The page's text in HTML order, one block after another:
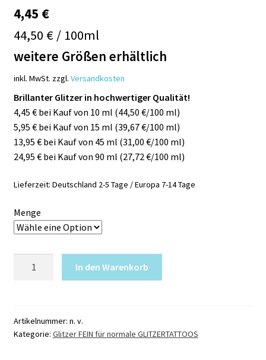
4,45 €
44,50 € / 100ml
weitere Größen erhältlich
inkl. MwSt. zzgl. Versandkosten
Brillanter Glitzer in hochwertiger Qualität!
4,45 € bei Kauf von 10 ml (44,50 €/100 ml)
5,95 € bei Kauf von 15 ml (39,67 €/100 ml)
13,95 € bei Kauf von 45 ml (31,00 €/100 ml)
24,95 € bei Kauf von 90 ml (27,72 €/100 ml)
Lieferzeit: Deutschland 2-5 Tage / Europa 7-14 Tage
Menge
Menge
In den Warenkorb
Artikelnummer: n. v.
Kategorie: Glitzer FEIN für normale GLITZERTATTOOS